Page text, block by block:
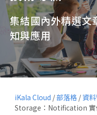
集結國內外精選文
知與應用
iKala Cloud /部落格 / 資
Storage：Notification 實